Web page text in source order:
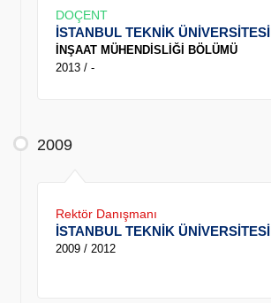
DOÇENT
İSTANBUL TEKNİK ÜNİVERSİTESİ
İNŞAAT MÜHENDİSLİĞİ BÖLÜMÜ
2013 / -
2009
Rektör Danışmanı
İSTANBUL TEKNİK ÜNİVERSİTESİ
2009 / 2012